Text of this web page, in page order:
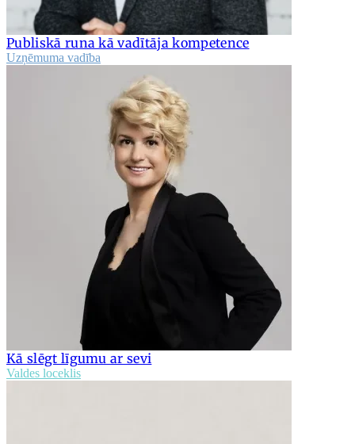
Publiskā runa kā vadītāja kompetence
Uzņēmuma vadība
Kā slēgt līgumu ar sevi
Valdes loceklis